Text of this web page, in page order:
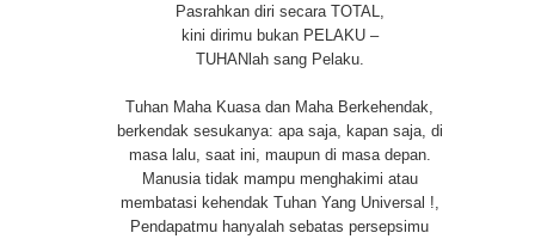
Pasrahkan diri secara TOTAL,
kini dirimu bukan PELAKU –
TUHANlah sang Pelaku.
Tuhan Maha Kuasa dan Maha Berkehendak,
berkendak sesukanya: apa saja, kapan saja, di
masa lalu, saat ini, maupun di masa depan.
Manusia tidak mampu menghakimi atau
membatasi kehendak Tuhan Yang Universal !,
Pendapatmu hanyalah sebatas persepsimu